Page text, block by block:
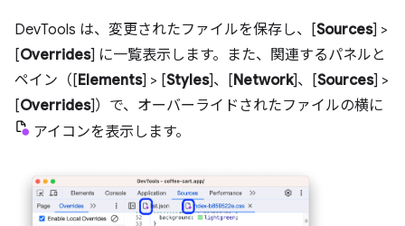
DevTools は、変更されたファイルを保存し、[Sources] >
[Overrides] に一覧表示します。また、関連するパネルと
ペイン（[Elements] > [Styles]、[Network]、[Sources] >
[Overrides]）で、オーバーライドされたファイルの横に
アイコンを表示します。